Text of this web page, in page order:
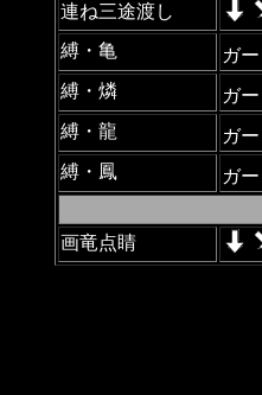
連ね三途渡し
縛・亀
ガ
縛・燐
ガ
縛・龍
ガ
縛・鳳
ガ
画竜点睛